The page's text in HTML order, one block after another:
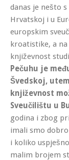
danas je nešto
Hrvatskoj i u
europskim
kroatistike, a
književnost
Pečuhu je
Švedskoj,
književnost
Sveučilištu u
godina i zbog
imali smo
i koliko
malim brojem